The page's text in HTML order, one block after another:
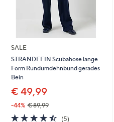
diese
anzuzeigen.
SALE
STRANDFEIN Scubahose lange
Form Rundumdehnbund gerades
Bein
€ 49,99
-44% € 89,99
4.4
(5)5